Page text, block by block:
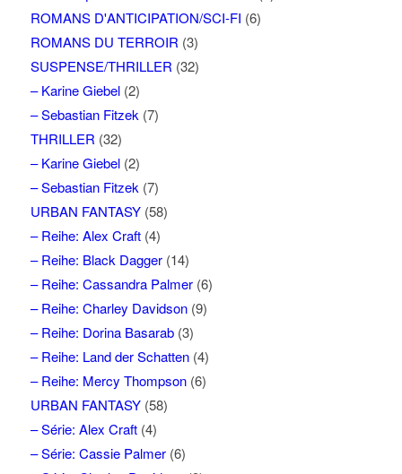
ROMANS D'ANTICIPATION/SCI-FI (6)
ROMANS DU TERROIR (3)
SUSPENSE/THRILLER (32)
– Karine Giebel(2)
– Sebastian Fitzek (7)
THRILLER (32)
– Karine Giebel(2)
– Sebastian Fitzek (7)
URBAN FANTASY(58)
– Reihe: Alex Craft(4)
– Reihe: Black Dagger(14)
– Reihe: Cassandra Palmer(6)
– Reihe: Charley Davidson(9)
– Reihe: Dorina Basarab(3)
– Reihe: Land der Schatten(4)
– Reihe: Mercy Thompson(6)
URBAN FANTASY(58)
– Série: Alex Craft(4)
– Série: Cassie Palmer(6)